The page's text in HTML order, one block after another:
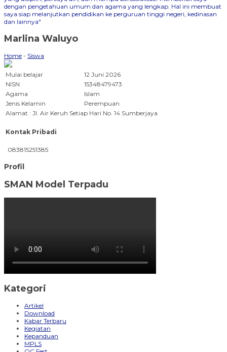
dengan pengetahuan umum dan agama yang lengkap. Hal ini membuat
saya siap melanjutkan pendidikan ke perguruan tinggi negeri, kedinasan
dan lainnya"
Marlina Waluyo
Home - Siswa
Mulai belajar
12 Juni 2026
NISN
15348479473
Agama
Islam
Jenis Kelamin
Perempuan
Alamat : Jl. Air Keruh Setiap Hari No. 14 Sumberjaya
Kontak Pribadi
083815251385
Profil
SMAN Model Terpadu
Kategori
Artikel
Download
Kabar Terbaru
Kegiatan
Kepanduan
MPLS